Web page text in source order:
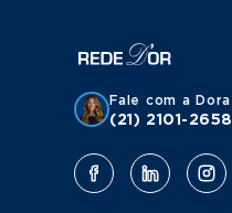
Fale com a Dora
(21) 2101-2658